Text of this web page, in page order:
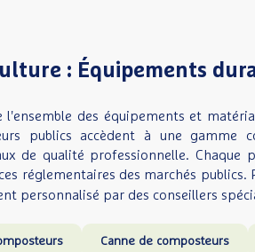
: Équipements
l'ensemble des équipements et
publics accèdent à une gamme
de qualité professionnelle. Chaque
réglementaires des marchés
personnalisé par des conseillers
Canne de composteurs